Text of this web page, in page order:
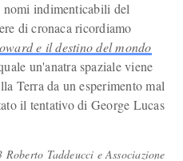
indimenticabili del
di cronaca ricordiamo
e il destino del mondo
un'anatra spaziale viene
Terra da un esperimento mal
il tentativo di George Lucas
Taddeucci e Associazione